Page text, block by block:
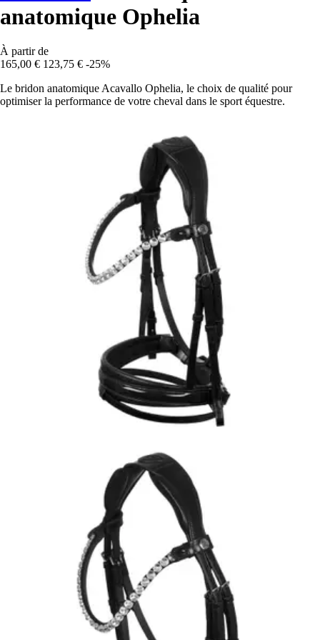
anatomique Ophelia
À partir de
165,00 € 123,75 € -25%
Le bridon anatomique Acavallo Ophelia, le choix de qualité pour
optimiser la performance de votre cheval dans le sport équestre.